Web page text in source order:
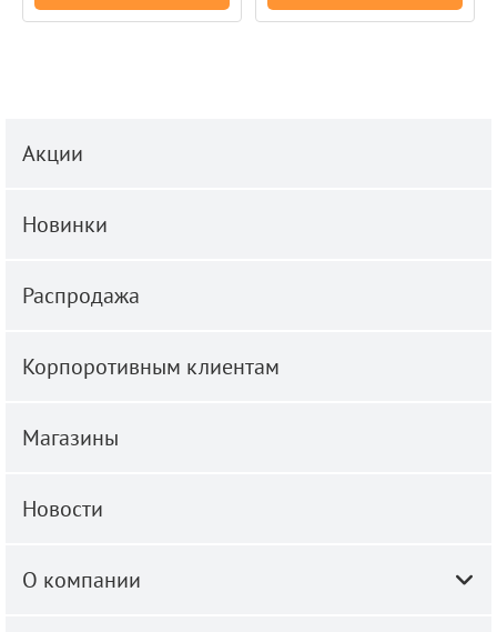
Акции
Новинки
Распродажа
Корпоротивным клиентам
Магазины
Новости
О компании